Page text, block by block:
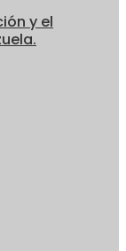
y el